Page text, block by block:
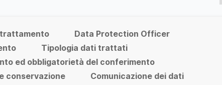
Data Protection Officer
Tipologia dati trattati
ed obbligatorietà del conferimento
conservazione
Comunicazione dei dati